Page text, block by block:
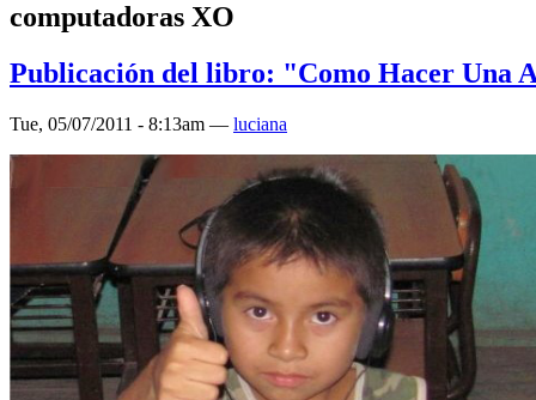
computadoras XO
Publicación del libro: "Como Hacer Una
Tue, 05/07/2011 - 8:13am — luciana